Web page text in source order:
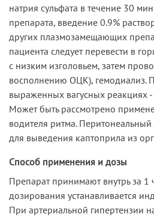
натрия сульфата в течение 30
препарата, введение 0.9%
других плазмозамещающих
пациента следует перевести в
с низким изголовьем, затем
восполнению ОЦК), гемодиализ.
выраженных вагусных реакциях
Может быть рассмотрено
водителя ритма.
для выведения каптоприла из
Способ применения и дозы
Препарат принимают внутрь за
дозирования устанавливается
При артериальной гипертензии